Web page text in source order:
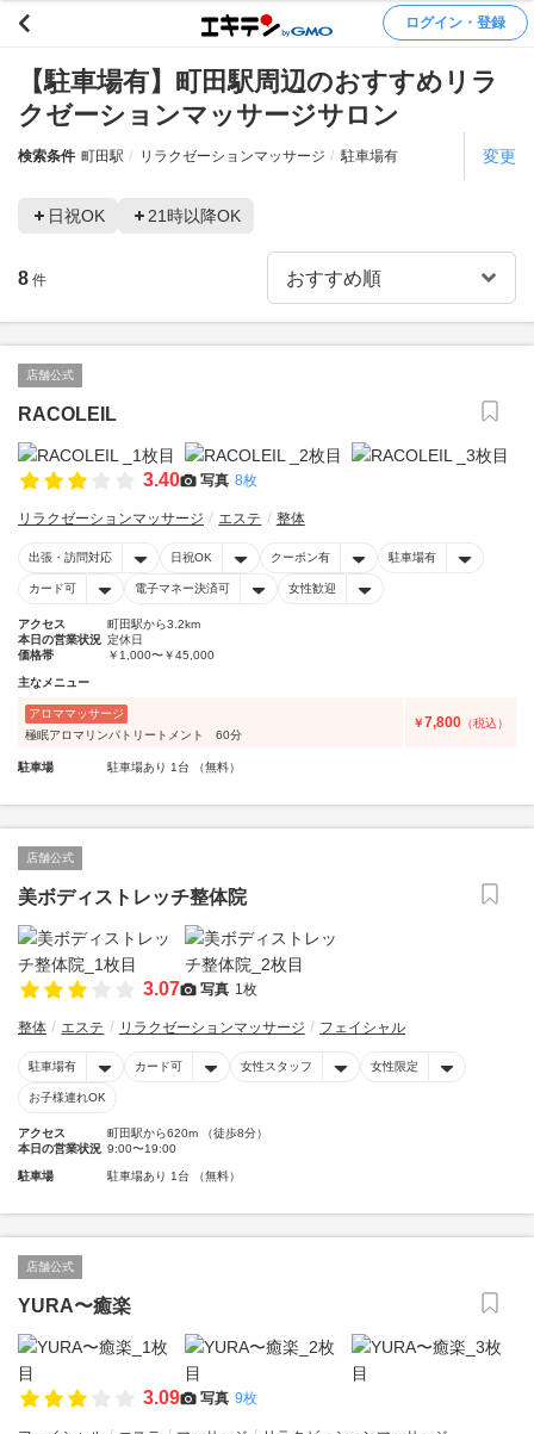
ログイン・登録
【駐車場有】町田駅周辺のおすすめリラ
クゼーションマッサージサロン
検索条件 町田駅 リラクゼーションマッサージ 駐車場有 変更
日祝OK 21時以降OK
8 件
店舗公式
RACOLEIL
3.40 写真 8枚
リラクゼーションマッサージ エステ 整体
出張・訪問対応 日祝OK クーポン有 駐車場有
カード可 電子マネー決済可 女性歓迎
アクセス
町田駅から3.2km
本日の営業状況 定休日
価格帯
￥1,000〜￥45,000
主なメニュー
アロママッサージ
極眠アロマリンパトリートメント 60分
￥7,800 （税込）
駐車場 駐車場あり 1台 （無料）
店舗公式
美ボディストレッチ整体院
3.07 写真 1枚
整体 エステ リラクゼーションマッサージ フェイシャル
駐車場有 カード可 女性スタッフ 女性限定
お子様連れOK
アクセス
町田駅から620m （徒歩8分）
本日の営業状況 9:00〜19:00
駐車場 駐車場あり 1台 （無料）
店舗公式
YURA〜癒楽
3.09 写真 9枚